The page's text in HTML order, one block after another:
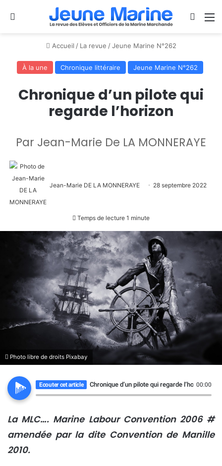
Se connecter
Accueil / La revue / Jeune Marine N°262
À la une Chronique littéraire Jeune Marine N°262
Chronique d’un pilote qui
regarde l’horizon
Par Jean-Marie De LA MONNERAYE
Jean-Marie DE LA MONNERAYE 28 septembre 2022
Temps de lecture 1 minute
Photo libre de droits Pixabay
Ecouter cet article Chronique d’un pilote qui regarde l’horizon
00:00
La MLC…. Marine Labour Convention 2006 #
amendée par la dite Convention de Manille
2010.